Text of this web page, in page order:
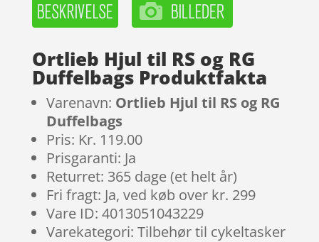
Ortlieb Hjul til RS og RG
Duffelbags Produktfakta
Varenavn: Ortlieb Hjul til RS og RG
Duffelbags
Pris: Kr. 119.00
Prisgaranti: Ja
Returret: 365 dage (et helt år)
Fri fragt: Ja, ved køb over kr. 299
Vare ID: 4013051043229
Varekategori: Tilbehør til cykeltasker